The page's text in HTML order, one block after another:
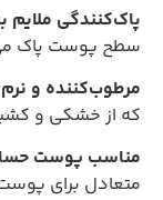
پاک‌کنندگی ملایم
سطح پوست پاک
مرطوب‌کننده و
که از خشکی و
مناسب پوست
متعادل برای